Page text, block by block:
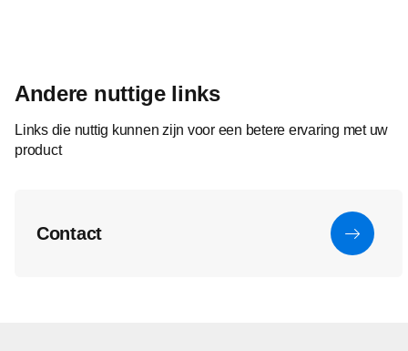
Andere nuttige links
Links die nuttig kunnen zijn voor een betere ervaring met uw
product
Contact